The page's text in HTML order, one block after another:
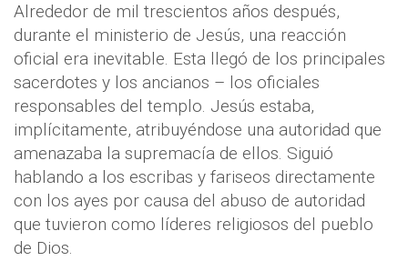
Alrededor de mil trescientos años después,
durante el ministerio de Jesús, una reacción
oficial era inevitable. Esta llegó de los principales
sacerdotes y los ancianos – los oficiales
responsables del templo. Jesús estaba,
implícitamente, atribuyéndose una autoridad que
amenazaba la supremacía de ellos. Siguió
hablando a los escribas y fariseos directamente
con los ayes por causa del abuso de autoridad
que tuvieron como líderes religiosos del pueblo
de Dios.